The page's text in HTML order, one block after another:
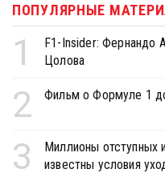
ПОПУЛЯРНЫЕ
1
F1-Insider: Фернандо
Цолова
2 Фильм о Формуле 1
3
Миллионы отступных
известны условия